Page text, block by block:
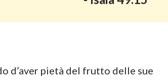
d’aver pietà del frutto delle sue